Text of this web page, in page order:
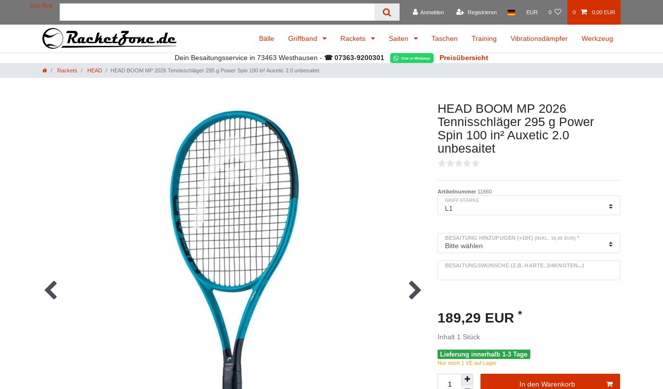
Zum Blog
Anmelden
Registrieren EUR 0 0 0,00 EUR
Bälle Griffband Rackets Saiten Taschen Training Vibrationsdämpfer Werkzeug
Dein Besaitungsservice in 73463 Westhausen - ☎ 07363-9200301 Preisübersicht
Rackets HEAD HEAD BOOM MP 2026 Tennisschläger 295 g Power Spin 100 in² Auxetic 2.0 unbesaitet
HEAD BOOM MP 2026
Tennisschläger 295 g Power
Spin 100 in² Auxetic 2.0
unbesaitet
Artikelnummer 11660
GRIFFSTÄRKE
BESAITUNG HINZUFÜGEN (+18€) (INKL. 18,00 EUR) *
BESAITUNGSWÜNSCHE (Z.B. HÄRTE, 2/4KNOTEN...)
189,29 EUR *
Inhalt 1 Stück
Lieferung innerhalb 1-3 Tage
Nur noch 1 VE auf Lager
In den Warenkorb